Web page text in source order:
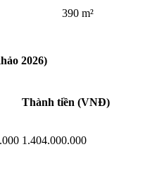
390 m²
2026)
Thành tiền (VNĐ)
1.404.000.000